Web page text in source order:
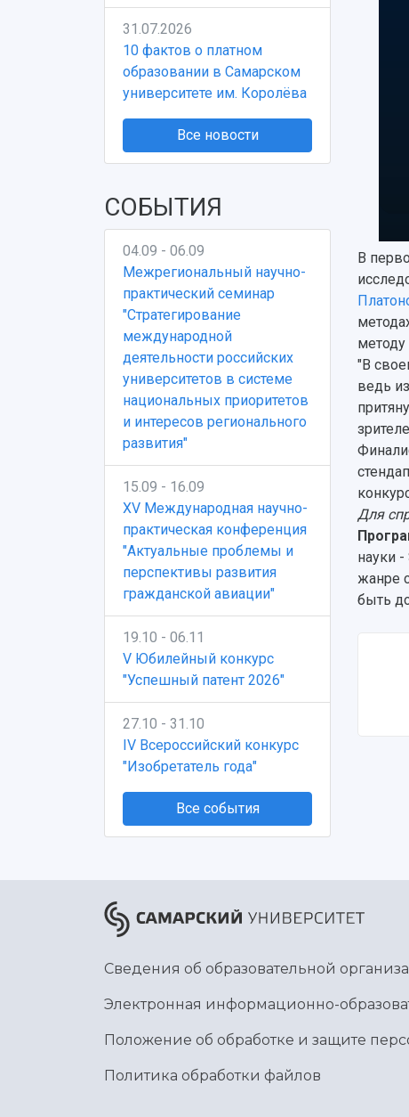
31.07.2026
10 фактов о платном
образовании в Самарском
университете им. Королёва
Все новости
СОБЫТИЯ
04.09 - 06.09
Межрегиональный научно-
практический семинар
"Стратегирование
международной
деятельности российских
университетов в системе
национальных приоритетов
и интересов регионального
развития"
15.09 - 16.09
XV Международная научно-
практическая конференция
"Актуальные проблемы и
перспективы развития
гражданской авиации"
19.10 - 06.11
V Юбилейный конкурс
"Успешный патент 2026"
27.10 - 31.10
IV Всероссийский конкурс
"Изобретатель года"
Все события
В
методу
"В
ведь
Для
науки
жанре
быть
Сведения об образовательной
Электронная информационно-
Положение об обработке и защите
Политика обработки файлов